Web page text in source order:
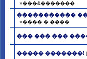
»���&�������
�����������
»���� � ����
��� ��� ���
����� �������! [